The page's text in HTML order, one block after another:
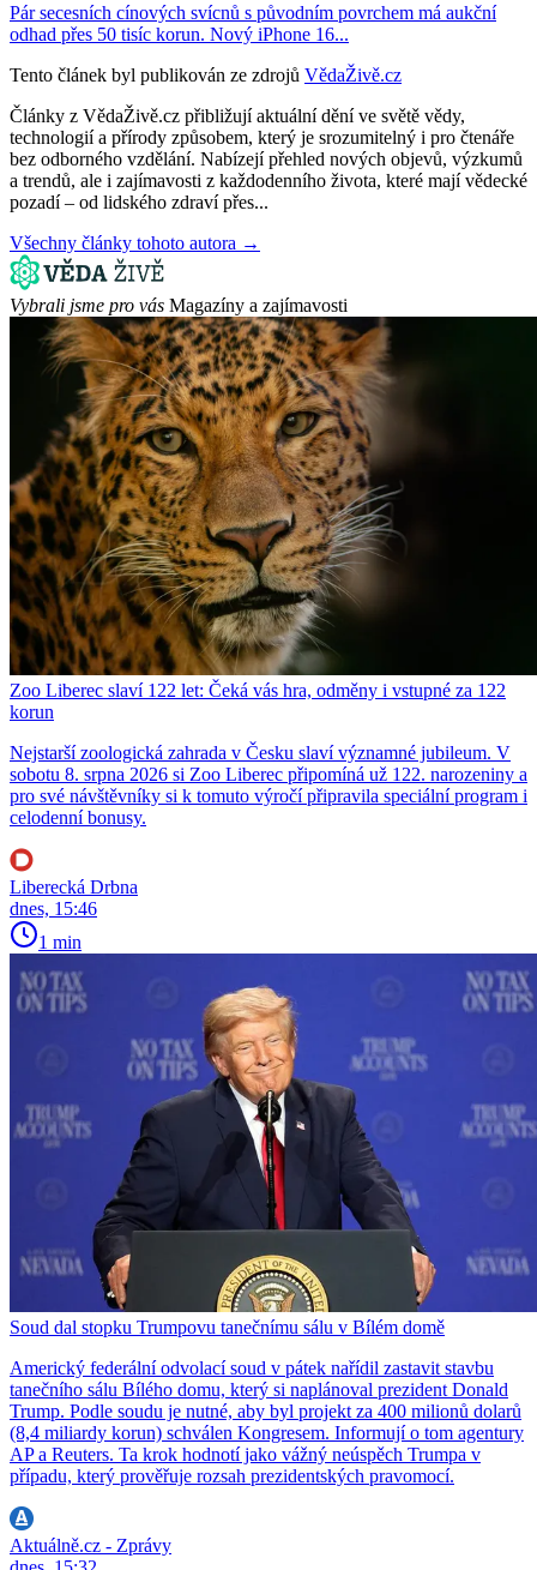
Pár secesních cínových svícnů s původním povrchem má aukční
odhad přes 50 tisíc korun. Nový iPhone 16...
Tento článek byl publikován ze zdrojů VědaŽivě.cz
Články z VědaŽivě.cz přibližují aktuální dění ve světě vědy,
technologií a přírody způsobem, který je srozumitelný i pro čtenáře
bez odborného vzdělání. Nabízejí přehled nových objevů, výzkumů
a trendů, ale i zajímavosti z každodenního života, které mají vědecké
pozadí – od lidského zdraví přes...
Všechny články tohoto autora →
Vybrali jsme pro vás Magazíny a zajímavosti
Zoo Liberec slaví 122 let: Čeká vás hra, odměny i vstupné za 122
korun
Nejstarší zoologická zahrada v Česku slaví významné jubileum. V
sobotu 8. srpna 2026 si Zoo Liberec připomíná už 122. narozeniny a
pro své návštěvníky si k tomuto výročí připravila speciální program i
celodenní bonusy.
Liberecká Drbna
dnes, 15:46
1 min
Soud dal stopku Trumpovu tanečnímu sálu v Bílém domě
Americký federální odvolací soud v pátek nařídil zastavit stavbu
tanečního sálu Bílého domu, který si naplánoval prezident Donald
Trump. Podle soudu je nutné, aby byl projekt za 400 milionů dolarů
(8,4 miliardy korun) schválen Kongresem. Informují o tom agentury
AP a Reuters. Ta krok hodnotí jako vážný neúspěch Trumpa v
případu, který prověřuje rozsah prezidentských pravomocí.
Aktuálně.cz - Zprávy